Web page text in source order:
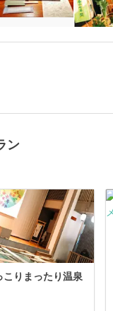
ン
こりまったり温泉